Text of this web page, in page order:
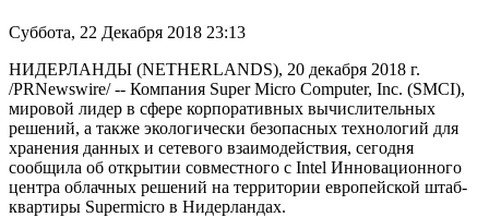
Суббота, 22 Декабря 2018 23:13
НИДЕРЛАНДЫ (NETHERLANDS), 20 декабря 2018 г.
/PRNewswire/ -- Компания Super Micro Computer, Inc. (SMCI),
мировой лидер в сфере корпоративных вычислительных
решений, а также экологически безопасных технологий для
хранения данных и сетевого взаимодействия, сегодня
сообщила об открытии совместного с Intel Инновационного
центра облачных решений на территории европейской штаб-
квартиры Supermicro в Нидерландах.